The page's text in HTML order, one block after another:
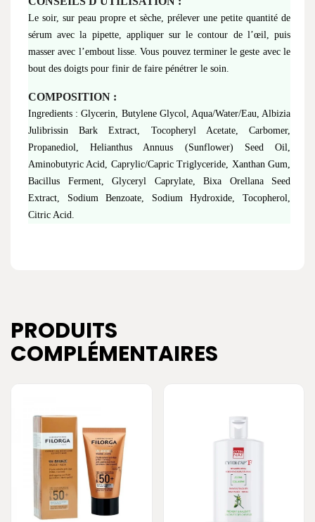
Le soir, sur peau propre et sèche, prélever une petite quantité de
sérum avec la pipette, appliquer sur le contour de l’œil, puis
masser avec l’embout lisse. Vous pouvez terminer le geste avec le
bout des doigts pour finir de faire pénétrer le soin.
COMPOSITION :
Ingredients : Glycerin, Butylene Glycol, Aqua/Water/Eau, Albizia
Julibrissin Bark Extract, Tocopheryl Acetate, Carbomer,
Propanediol, Helianthus Annuus (Sunflower) Seed Oil,
Aminobutyric Acid, Caprylic/Capric Triglyceride, Xanthan Gum,
Bacillus Ferment, Glyceryl Caprylate, Bixa Orellana Seed
Extract, Sodium Benzoate, Sodium Hydroxide, Tocopherol,
Citric Acid.
PRODUITS
COMPLÉMENTAIRES